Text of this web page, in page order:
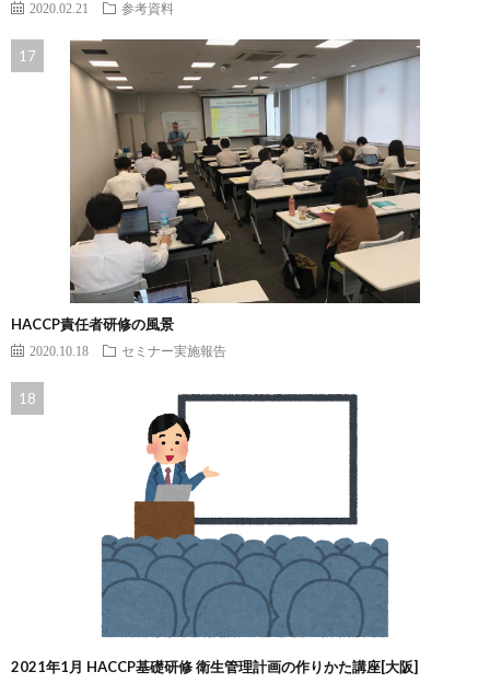
2020.02.21 参考資料
HACCP責任者研修の風景
2020.10.18 セミナー実施報告
2021年1月 HACCP基礎研修 衛生管理計画の作りかた講座[大阪]